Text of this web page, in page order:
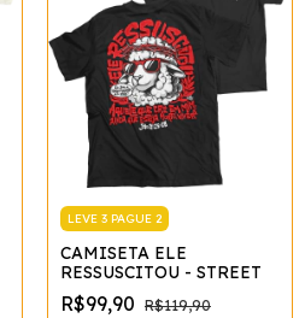
LEVE 3 PAGUE 2
CAMISETA ELE
RESSUSCITOU - STREET
R$99,90 R$119,90